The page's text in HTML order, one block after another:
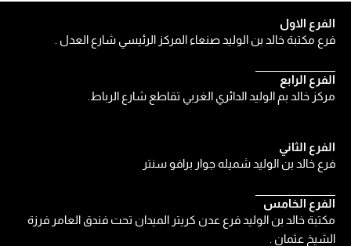
الفرع الثاني
فرع خالد بن الوليد شميله جوار برافو سنتر
الفرع الخامس
مكتبة خالد بن الوليد فرع عدن كريتر الميدان تحت فندق العامر فرزة
الشيخ عثمان .
الفرع الاول
فرع مكتبة خالد بن الوليد صنعاء المركز الرئيسي شارع العدل .
الفرع الرابع
مركز خالد بم الوليد الدائري الغربي تقاطع شارع الرباط.